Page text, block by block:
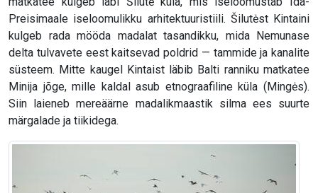
Preisimaale iseloomulikku arhitektuuristiili. Šilutėst Kintaini
kulgeb rada mööda madalat tasandikku, mida Nemunase
delta tulvavete eest kaitsevad poldrid — tammide ja kanalite
süsteem. Mitte kaugel Kintaist läbib Balti ranniku matkatee
Minija jõge, mille kaldal asub etnograafiline küla (Mingės).
Siin laieneb mereäärne madalikmaastik silma ees suurte
märgalade ja tiikidega.